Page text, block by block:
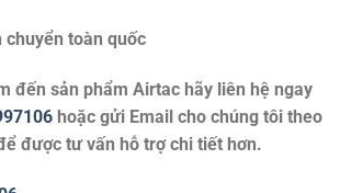
chuyển toàn quốc
đến sản phẩm Airtac hãy liên hệ ngay
hoặc gửi Email cho chúng tôi theo
được tư vấn hỗ trợ chi tiết hơn.